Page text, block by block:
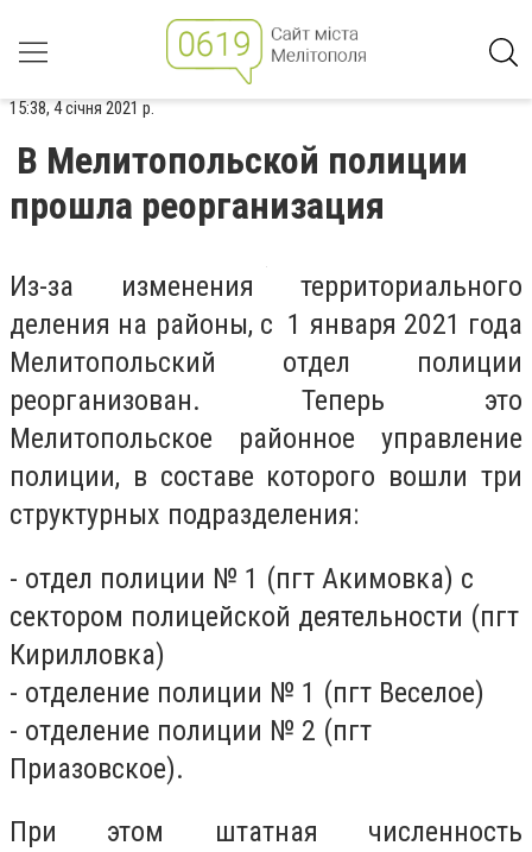
15:38, 4 січня 2021 р.
В Мелитопольской полиции
прошла реорганизация
Из-за изменения территориального
деления на районы, с 1 января 2021 года
Мелитопольский отдел полиции
реорганизован. Теперь это
Мелитопольское районное управление
полиции, в составе которого вошли три
структурных подразделения:
- отдел полиции № 1 (пгт Акимовка) с
сектором полицейской деятельности (пгт
Кирилловка)
- отделение полиции № 1 (пгт Веселое)
- отделение полиции № 2 (пгт
Приазовское).
При этом штатная численность